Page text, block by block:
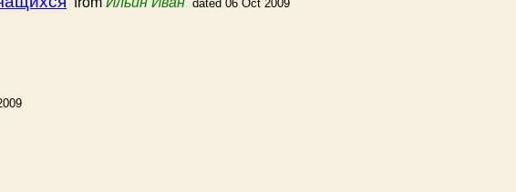
dated 06 Oct 2009